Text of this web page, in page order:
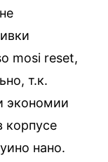
mosi reset,
т.к.
экономии
корпусе
нано.